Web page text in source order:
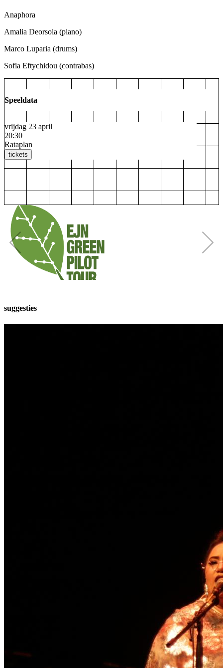
Anaphora
Amalia Deorsola (piano)
Marco Luparia (drums)
Sofia Eftychidou (contrabas)
Speeldata
vrijdag 23 april
20:30
Rataplan
tickets
suggesties